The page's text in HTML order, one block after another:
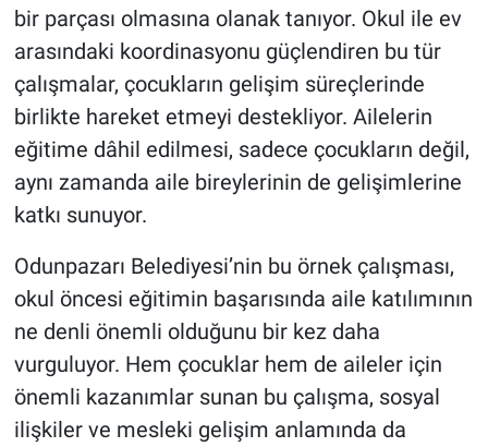
bir parçası olmasına olanak tanıyor. Okul ile ev
arasındaki koordinasyonu güçlendiren bu tür
çalışmalar, çocukların gelişim süreçlerinde
birlikte hareket etmeyi destekliyor. Ailelerin
eğitime dâhil edilmesi, sadece çocukların değil,
aynı zamanda aile bireylerinin de gelişimlerine
katkı sunuyor.
Odunpazarı Belediyesi’nin bu örnek çalışması,
okul öncesi eğitimin başarısında aile katılımının
ne denli önemli olduğunu bir kez daha
vurguluyor. Hem çocuklar hem de aileler için
önemli kazanımlar sunan bu çalışma, sosyal
ilişkiler ve mesleki gelişim anlamında da